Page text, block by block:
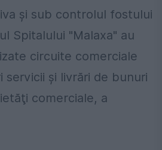
şi sub controlul fostului
Spitalului "Malaxa" au
circuite comerciale
şi livrări de bunuri
comerciale, a